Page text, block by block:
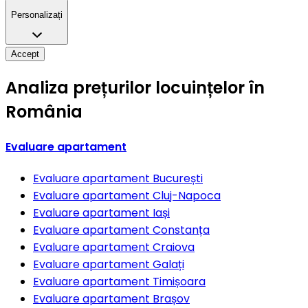
Personalizați
Accept
Analiza prețurilor locuințelor în
România
Evaluare apartament
Evaluare apartament București
Evaluare apartament Cluj-Napoca
Evaluare apartament Iași
Evaluare apartament Constanța
Evaluare apartament Craiova
Evaluare apartament Galați
Evaluare apartament Timișoara
Evaluare apartament Brașov